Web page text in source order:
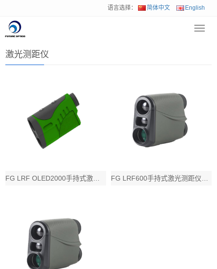
语言选择： 简体中文 English
首页
激光测距仪